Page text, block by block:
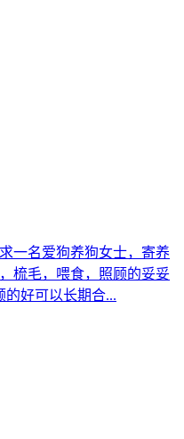
一名爱狗养狗女士，寄养
梳毛，喂食，照顾的妥妥
的好可以长期合...